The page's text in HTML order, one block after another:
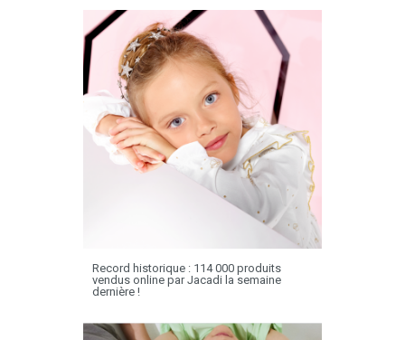
Record historique : 114 000 produits
vendus online par Jacadi la semaine
dernière !